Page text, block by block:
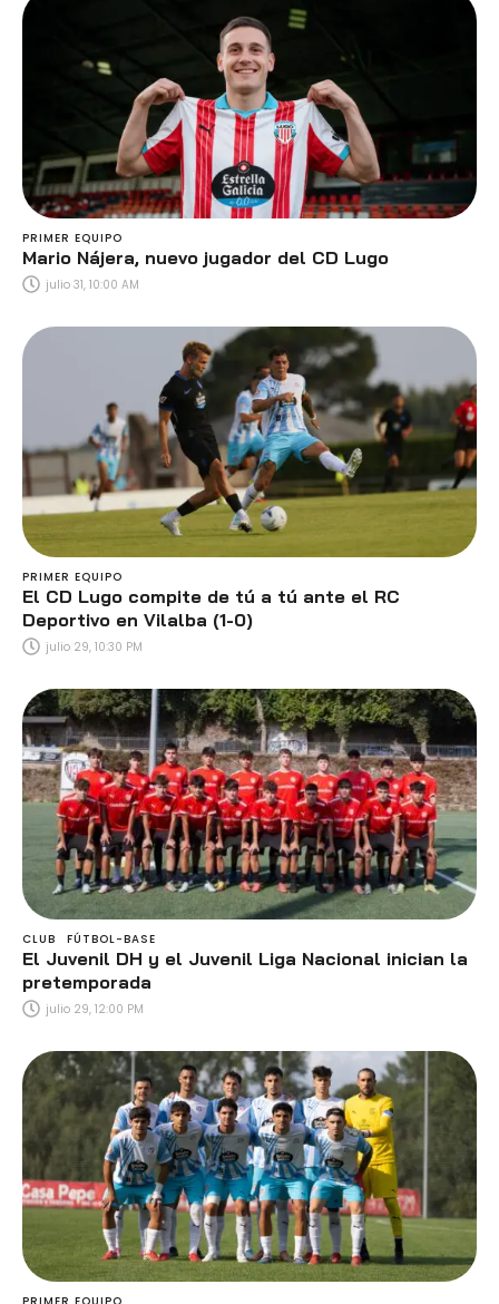
PRIMER EQUIPO
Mario Nájera, nuevo jugador del CD Lugo
julio 31, 10:00 AM
PRIMER EQUIPO
El CD Lugo compite de tú a tú ante el RC
Deportivo en Vilalba (1-0)
julio 29, 10:30 PM
CLUB FÚTBOL-BASE
El Juvenil DH y el Juvenil Liga Nacional inician la
pretemporada
julio 29, 12:00 PM